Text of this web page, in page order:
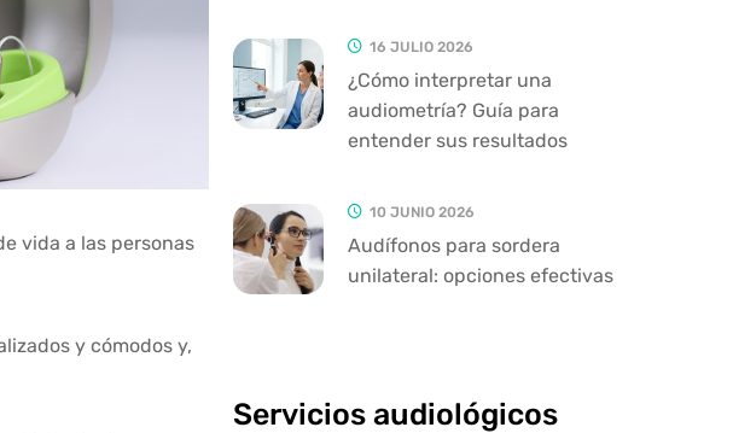
vida a las personas
y cómodos y,
16 JULIO 2026
¿Cómo interpretar una
audiometría? Guía para
entender sus resultados
10 JUNIO 2026
Audífonos para sordera
unilateral: opciones efectivas
Servicios audiológicos